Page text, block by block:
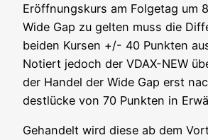
Eröff­nungs­kurs am Fol­ge­tag um
Wide Gap zu gel­ten muss die
bei­den Kur­sen +/- 40 Punk­ten
Notiert jedoch der VDAX-NEW
der Han­del der Wide Gap erst
dest­lü­cke von 70 Punk­ten in
Gehan­delt wird die­se ab dem